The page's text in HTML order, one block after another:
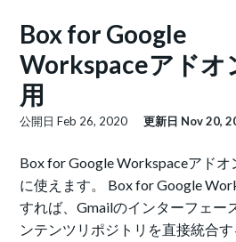
Box for Google
Workspaceアドオ
用
公開日Feb 26, 2020 更新日 Nov 20,
Box for Google Workspaceアド
に使えます。 Box for Google
すれば、Gmailのインターフェー
ンテンツリポジトリを直接統合